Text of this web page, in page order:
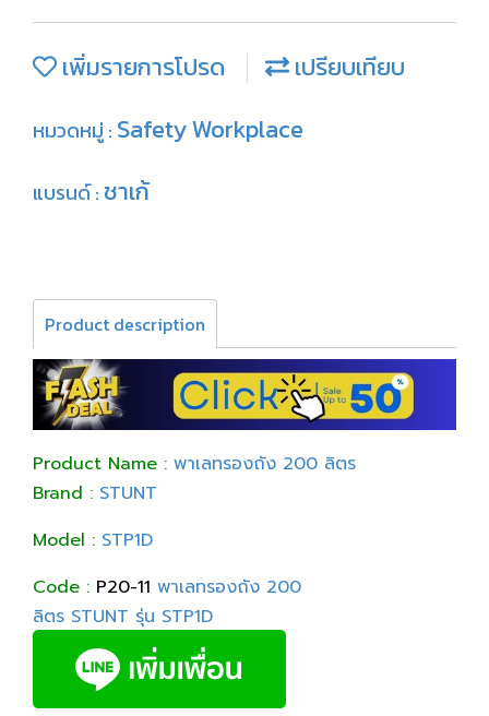
เพิ่มรายการโปรด เปรียบเทียบ
หมวดหมู่ : Safety Workplace
แบรนด์ :ชาเก้
Product description
Product Name : พาเลทรองถัง 200 ลิตร
Brand : STUNT
Model : STP1D
Code : P20-11 พาเลทรองถัง 200
ลิตร STUNT รุ่น STP1D